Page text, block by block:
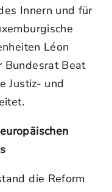
Innern und für
Léon
Bundesrat Beat
Justiz- und
die Reform